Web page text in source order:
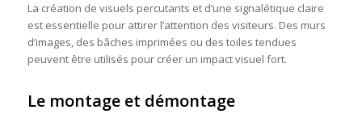
La création de visuels percutants et d’une signalétique claire
est essentielle pour attirer l’attention des visiteurs. Des murs
d’images, des bâches imprimées ou des toiles tendues
peuvent être utilisés pour créer un impact visuel fort.
Le montage et démontage